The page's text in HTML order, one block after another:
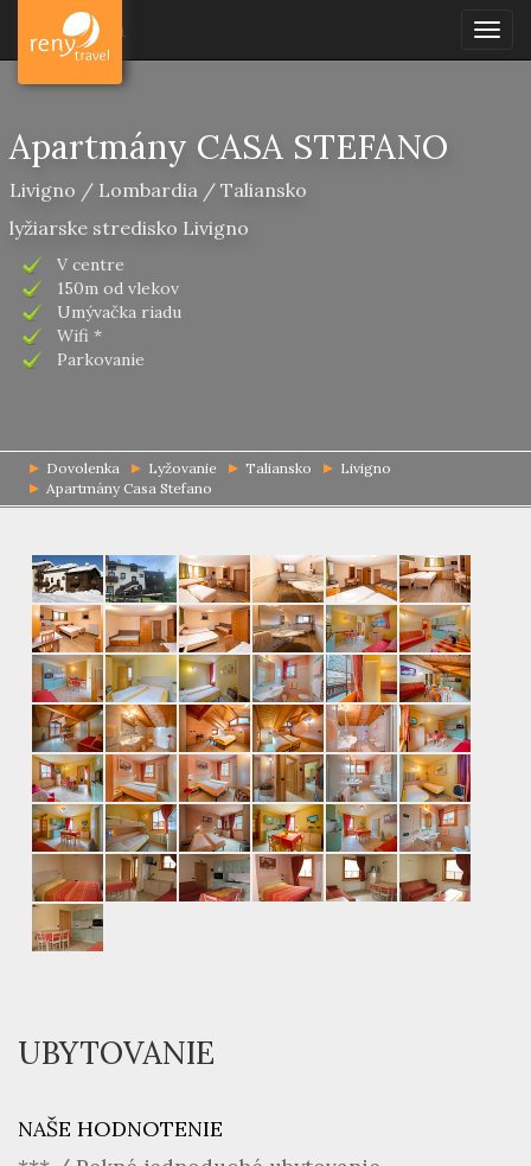
Apartmány CASA STEFANO
Livigno / Lombardia / Taliansko
lyžiarske stredisko Livigno
V centre
150m od vlekov
Umývačka riadu
Wifi *
Parkovanie
Dovolenka Lyžovanie Taliansko
Livigno
Apartmány Casa Stefano
UBYTOVANIE
NAŠE HODNOTENIE
Dovolenka